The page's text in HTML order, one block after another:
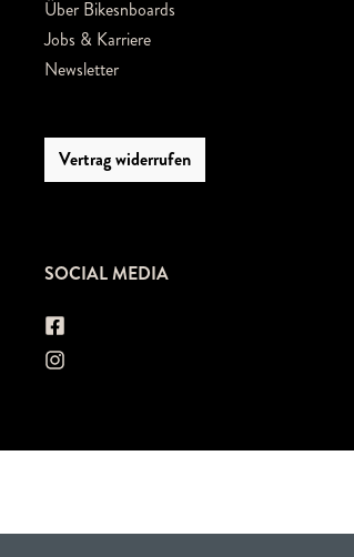
Über Bikesnboards
Jobs & Karriere
Newsletter
Vertrag widerrufen
SOCIAL MEDIA